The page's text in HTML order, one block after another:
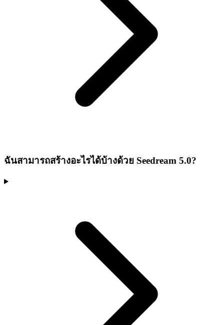
ฉันสามารถสร้างอะไรได้บ้างด้วย Seedream 5.0?